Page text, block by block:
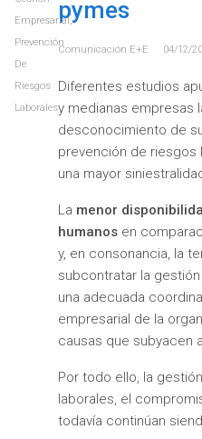
Empresarial,
Prevención
De
Riesgos
Laborales
pymes
Comunicación E+e 04/12/
Diferentes estudios
y medianas empresas
desconocimiento de
prevención de riesgos
una mayor
La menor
humanos en
y, en consonancia, la
subcontratar la
una adecuada
empresarial de la
causas que subyacen
Por todo ello, la
laborales, el
todavía continúan